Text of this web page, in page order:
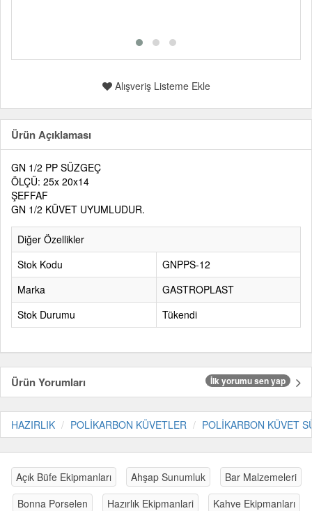
Alışveriş Listeme Ekle
Ürün Açıklaması
GN 1/2 PP SÜZGEÇ
ÖLÇÜ: 25x 20x14
ŞEFFAF
GN 1/2 KÜVET UYUMLUDUR.
Diğer Özellikler
Stok Kodu
GNPPS-12
Marka
GASTROPLAST
Stok Durumu
Tükendi
Ürün Yorumları İlk yorumu sen yap
HAZIRLIK POLİKARBON KÜVETLER POLİKARBON KÜVET
Açık Büfe Ekipmanları Ahşap Sunumluk
Bar Malzemeleri
Bonna Porselen
Hazırlık Ekipmanlari
Kahve Ekipmanları